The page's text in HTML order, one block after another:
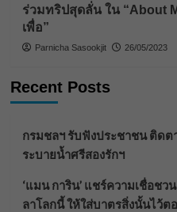
ร่วมทริปสุดลั่น ใน “About
เพื่อ”
Parnicha Sasookjit 26/05/2023
Recent Posts
กรมชลฯ รับฟังประชาชน ติด
ระบายน้ำศรีสองรักฯ
‘แมน การิน’ แชร์ความเชื่อช
ลาโลกนี้ ให้ใส่บาตรสิ่งนั้นไว้ต